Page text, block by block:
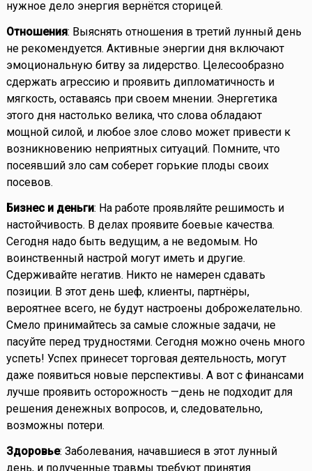
нужное дело энергия вернётся сторицей.
Отношения: Выяснять отношения в третий лунный день
не рекомендуется. Активные энергии дня включают
эмоциональную битву за лидерство. Целесообразно
сдержать агрессию и проявить дипломатичность и
мягкость, оставаясь при своем мнении. Энергетика
этого дня настолько велика, что слова обладают
мощной силой, и любое злое слово может привести к
возникновению неприятных ситуаций. Помните, что
посеявший зло сам соберет горькие плоды своих
посевов.
Бизнес и деньги: На работе проявляйте решимость и
настойчивость. В делах проявите боевые качества.
Сегодня надо быть ведущим, а не ведомым. Но
воинственный настрой могут иметь и другие.
Сдерживайте негатив. Никто не намерен сдавать
позиции. В этот день шеф, клиенты, партнёры,
вероятнее всего, не будут настроены доброжелательно.
Смело принимайтесь за самые сложные задачи, не
пасуйте перед трудностями. Сегодня можно очень много
успеть! Успех принесет торговая деятельность, могут
даже появиться новые перспективы. А вот с финансами
лучше проявить осторожность —день не подходит для
решения денежных вопросов, и, следовательно,
возможны потери.
Здоровье: Заболевания, начавшиеся в этот лунный
день, и полученные травмы требуют принятия